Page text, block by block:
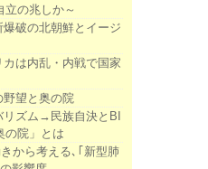
立の兆しか～
破の北朝鮮とイージ
は内乱・内戦で国家
野望と奥の院
リズム→民族自決とBI
の院」とは
から考える､｢新型肺